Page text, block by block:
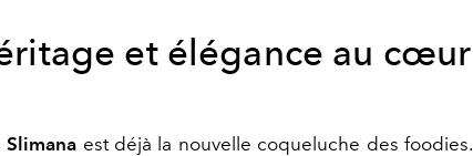
et élégance au cœur
Slimana est déjà la nouvelle coqueluche des foodies.